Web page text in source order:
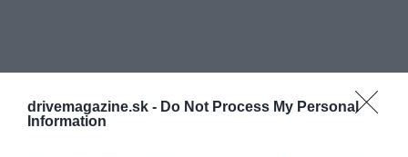
drivemagazine.sk - Do Not Process My Personal
Information